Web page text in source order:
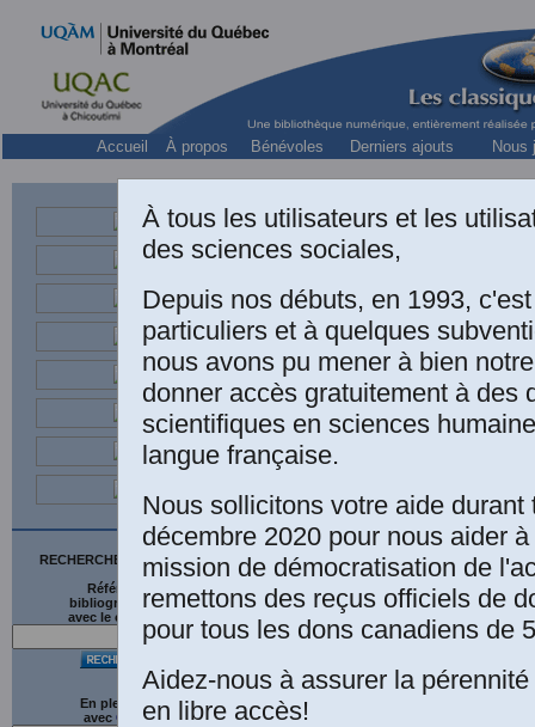
Accueil À propos Bénévoles Derniers ajouts Nous
RECHERCHE SUR LE SITE
Références
bibliographiques
avec le catalogue
En plein texte
avec G gle
vie morale
Les
deuxième
septembre
Collection:
À tous les utilisateurs et les
des sciences sociales,
Depuis nos débuts, en 1993,
particuliers et à quelques
nous avons pu mener à bien
donner accès gratuitement à des
scientifiques en sciences
langue française.
Nous sollicitons votre aide durant
décembre 2020 pour nous aider
mission de démocratisation de
remettons des reçus officiels de
pour tous les dons canadiens de
Aidez-nous à assurer la
en libre accès!